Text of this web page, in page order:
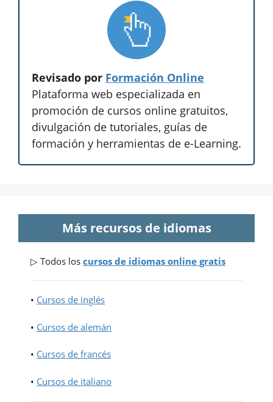
Revisado por Formación Online
Plataforma web especializada en
promoción de cursos online gratuitos,
divulgación de tutoriales, guías de
formación y herramientas de e-Learning.
Más recursos de idiomas
▷ Todos los cursos de idiomas online gratis
• Cursos de inglés
• Cursos de alemán
• Cursos de francés
• Cursos de italiano